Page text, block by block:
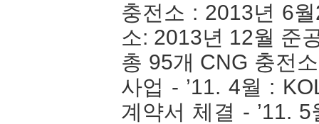
충전소 : 2013년 6
소: 2013년 12월 준
총 95개 CNG 충전
사업 - ’11. 4월 :
계약서 체결 - ’11.